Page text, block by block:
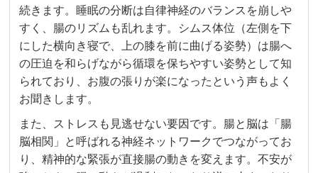
続きます。睡眠の分断は自律神経のバランスを崩しや
すく、腸のリズムも乱れます。シムス体位（左側を下
にした横向き寝で、上の膝を前に曲げる姿勢）は腸へ
の圧迫を和らげながら循環を保ちやすい姿勢として知
られており、お腹の張りが楽になったという声もよく
お聞きします。
また、ストレスも見逃せない要因です。腸と脳は「腸
脳相関」と呼ばれる神経ネットワークでつながってお
り、精神的な緊張が直接腸の動きを変えます。不安が